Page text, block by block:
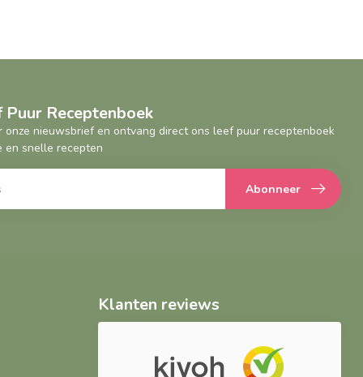
Puur Receptenboek
onze nieuwsbrief en ontvang direct ons leef puur receptenboek
en snelle recepten
Abonneer
Klanten reviews